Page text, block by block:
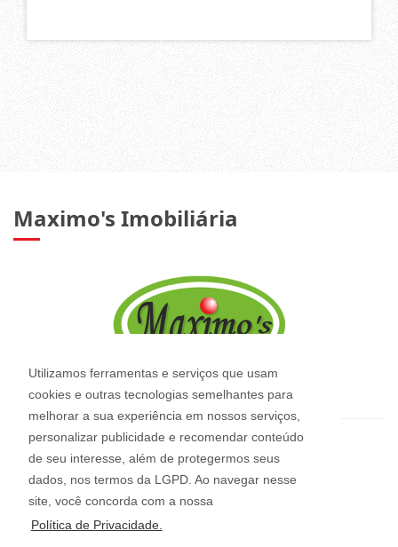
Utilizamos ferramentas e serviços que usam
cookies e outras tecnologias semelhantes para
melhorar a sua experiência em nossos serviços,
personalizar publicidade e recomendar conteúdo
de seu interesse, além de protegermos seus
dados, nos termos da LGPD. Ao navegar nesse
site, você concorda com a nossa
Política de Privacidade.
Maximo's Imobiliária
CRECI: 2544-J
Informações de Contato
(47) 3345-0422 - (47) 9 9997-4128